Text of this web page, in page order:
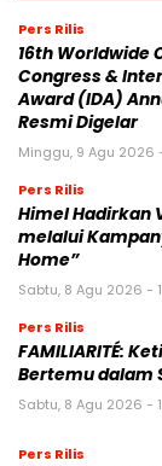
Pers Rilis
16th Worldwide
Congress &
Award (IDA)
Resmi Digelar
Minggu, 9 Agu 2026
Pers Rilis
Himel Hadirkan
melalui
Home”
Sabtu, 8 Agu 2026 -
Pers Rilis
FAMILIARITÉ:
Bertemu dalam
Sabtu, 8 Agu 2026 -
Pers Rilis